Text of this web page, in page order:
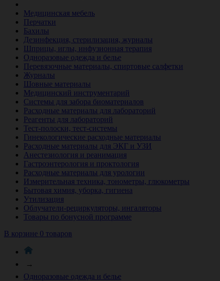
Медицинская мебель
Перчатки
Бахилы
Дезинфекция, стерилизация, журналы
Шприцы, иглы, инфузионная терапия
Одноразовые одежда и белье
Перевязочные материалы, спиртовые салфетки
Журналы
Шовные материалы
Медицинский инструментарий
Системы для забора биоматериалов
Расходные материалы для лабораторий
Реагенты для лабораторий
Тест-полоски, тест-системы
Гинекологические расходные материалы
Расходные материалы для ЭКГ и УЗИ
Анестезиология и реанимация
Гастроэнтерология и проктология
Расходные материалы для урологии
Измерительная техника, тонометры, глюкометры
Бытовая химия, уборка, гигиена
Утилизация
Облучатели-рециркуляторы, ингаляторы
Товары по бонусной программе
В корзине 0 товаров
→
Одноразовые одежда и белье